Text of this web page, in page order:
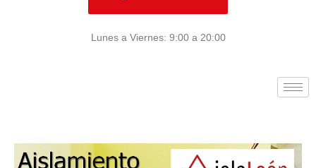
Lunes a Viernes: 9:00 a 20:00